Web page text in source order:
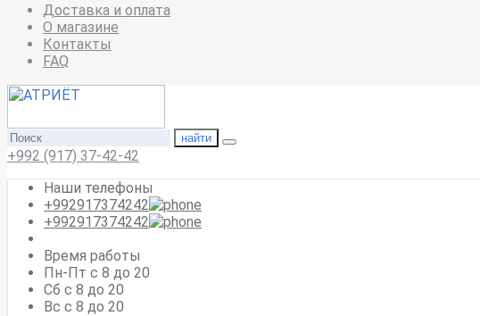
Доставка и оплата
О магазине
Контакты
FAQ
найти
+992 (917) 37-42-42
Наши телефоны
+992917374242
+992917374242
Время работы
Пн-Пт с 8 до 20
Сб с 8 до 20
Вс c 8 до 20